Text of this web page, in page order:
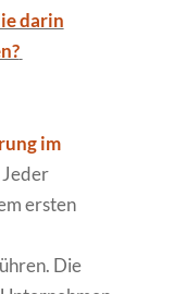
darin
im
Jeder
ersten
Die